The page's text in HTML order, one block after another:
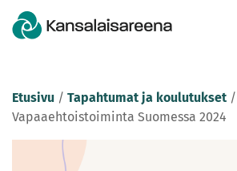
Etusivu / Tapahtumat ja koulutukset /
Vapaaehtoistoiminta Suomessa 2024